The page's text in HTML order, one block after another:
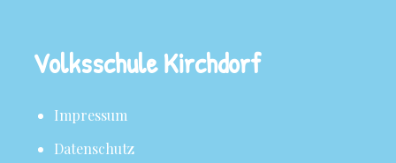
Volksschule Kirchdorf
Impressum
Datenschutz